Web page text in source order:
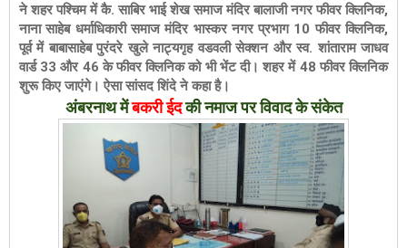
ने शहर पश्चिम में कै. साबिर भाई शेख समाज मंदिर बालाजी नगर फीवर क्लिनिक,
नाना साहेब धर्माधिकारी समाज मंदिर भास्कर नगर प्रभाग 10 फीवर क्लिनिक,
पूर्व में बाबासाहेब पुरंदरे खुले नाट्यगृह वडवली सेक्शन और स्व. शांताराम जाधव
वार्ड 33 और 46 के फीवर क्लिनिक को भी भेंट दी। शहर में 48 फीवर क्लिनिक
शुरू किए जाएंगे। ऐसा सांसद शिंदे ने कहा है।
अंबरनाथ मेंबकरी ईदकी नमाज पर विवाद के संकेत